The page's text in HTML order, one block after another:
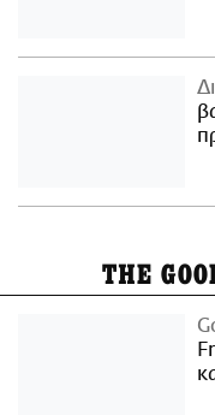
THE